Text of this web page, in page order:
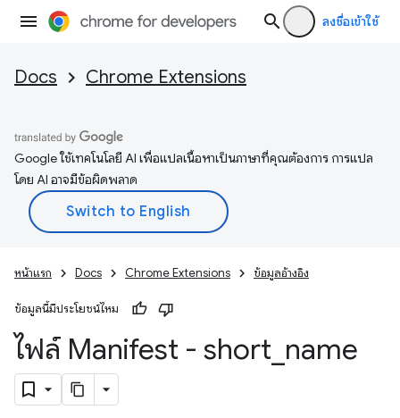
ลงชื่อเข้าใช้
Docs Chrome Extensions
Google ใช้เทคโนโลยี AI เพื่อแปลเนื้อหาเป็นภาษาที่คุณต้องการ การแปล
โดย AI อาจมีข้อผิดพลาด
หน้าแรก Docs Chrome Extensions ข้อมูลอ้างอิง
ข้อมูลนี้มีประโยชน์ไหม
ไฟล์ Manifest - short name